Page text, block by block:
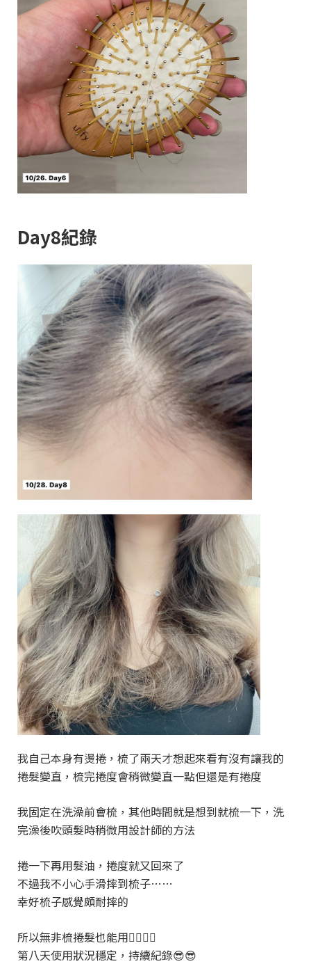
Day8紀錄
我自己本身有燙捲，梳了兩天才想起來看有沒有讓我的
捲髮變直，梳完捲度會稍微變直一點但還是有捲度
我固定在洗澡前會梳，其他時間就是想到就梳一下，洗
完澡後吹頭髮時稍微用設計師的方法
捲一下再用髮油，捲度就又回來了
不過我不小心手滑摔到梳子……
幸好梳子感覺頗耐摔的
所以無非梳捲髮也能用👍🏻👍🏻
第八天使用狀況穩定，持續紀錄😎😎